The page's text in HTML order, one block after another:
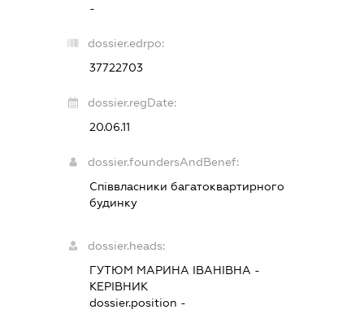
-
dossier.edrpo:
37722703
dossier.regDate:
20.06.11
dossier.foundersAndBenef:
Співвласники багатоквартирного
будинку
dossier.heads:
ГУТЮМ МАРИНА ІВАНІВНА -
КЕРІВНИК
dossier.position -